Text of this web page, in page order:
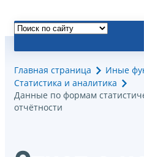
Главная страница
Иные
Статистика и аналитика
Данные по формам
отчётности